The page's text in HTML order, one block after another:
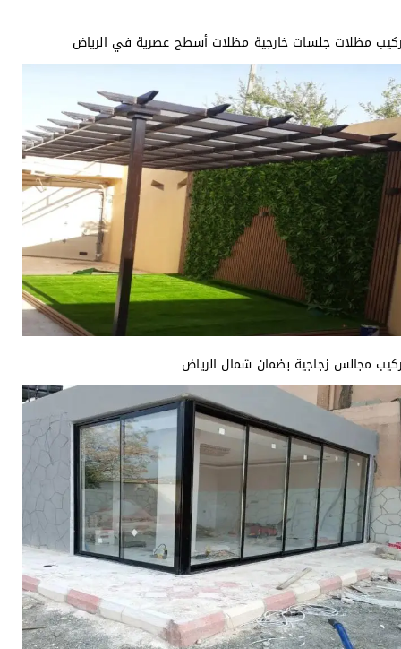
مظلات جلسات خارجية مظلات أسطح عصرية في الرياض
مجالس زجاجية بضمان شمال الرياض